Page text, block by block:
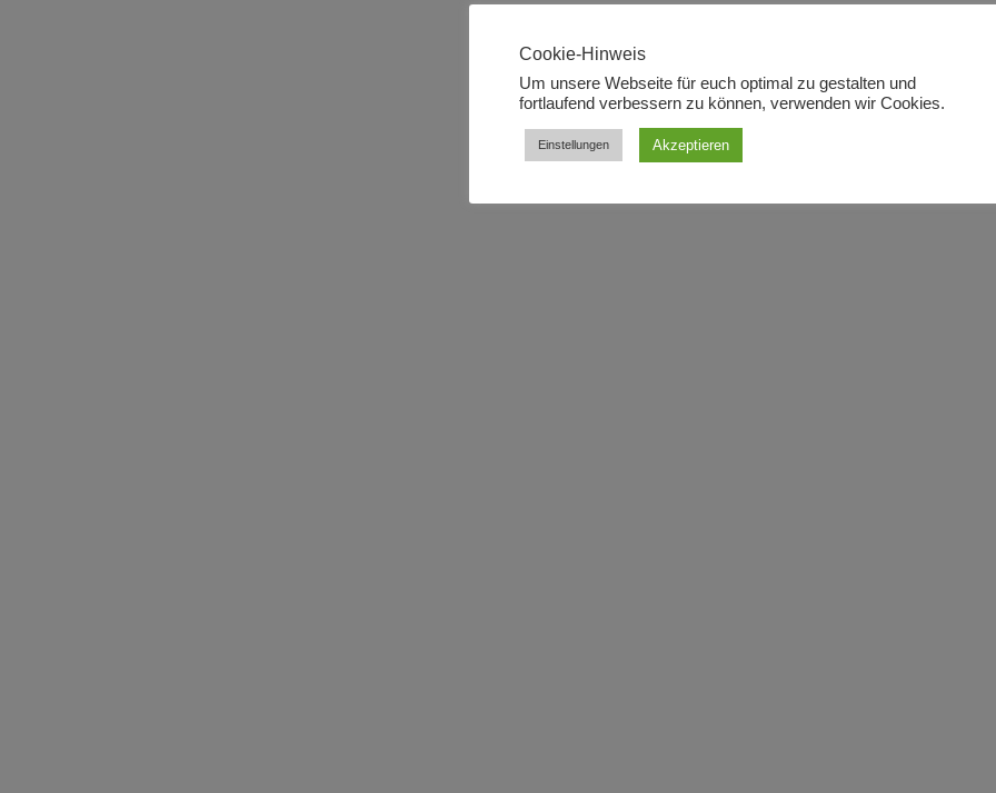
Cookie-Hinweis
Um unsere Webseite für euch optimal zu gestalten und
fortlaufend verbessern zu können, verwenden wir Cookies.
Einstellungen Akzeptieren